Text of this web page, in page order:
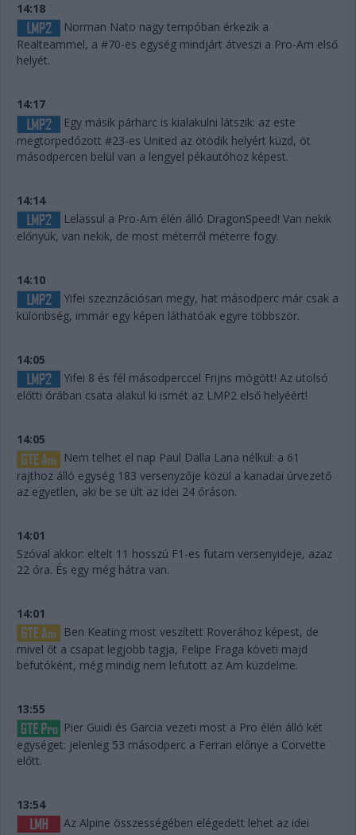
14:18
Norman Nato nagy tempóban érkezik a
Realteammel, a #70-es egység mindjárt átveszi a Pro-Am első
helyét.
14:17
Egy másik párharc is kialakulni látszik: az este
megtorpedózott #23-es United az ötödik helyért küzd, öt
másodpercen belül van a lengyel pékautóhoz képest.
14:14
Lelassul a Pro-Am élén álló DragonSpeed! Van nekik
előnyük, van nekik, de most méterről méterre fogy.
14:10
Yifei szeznzációsan megy, hat másodperc már csak a
különbség, immár egy képen láthatóak egyre többször.
14:05
Yifei 8 és fél másodperccel Frijns mögött! Az utolsó
előtti órában csata alakul ki ismét az LMP2 első helyéért!
14:05
Nem telhet el nap Paul Dalla Lana nélkül: a 61
rajthoz álló egység 183 versenyzője közül a kanadai úrvezető
az egyetlen, aki be se ült az idei 24 óráson.
14:01
Szóval akkor: eltelt 11 hosszú F1-es futam versenyideje, azaz
22 óra. És egy még hátra van.
14:01
Ben Keating most veszített Roverához képest, de
mivel őt a csapat legjobb tagja, Felipe Fraga követi majd
befutóként, még mindig nem lefutott az Am küzdelme.
13:55
Pier Guidi és Garcia vezeti most a Pro élén álló két
egységet: jelenleg 53 másodperc a Ferrari előnye a Corvette
előtt.
13:54
Az Alpine összességében elégedett lehet az idei